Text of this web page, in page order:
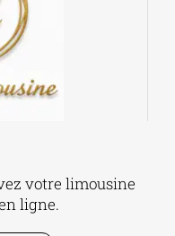
votre limousine
ligne.